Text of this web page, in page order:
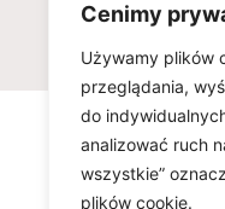
Cenimy
Używamy plików
przeglądania,
do
analizować ruch
wszystkie”
plików cookie.